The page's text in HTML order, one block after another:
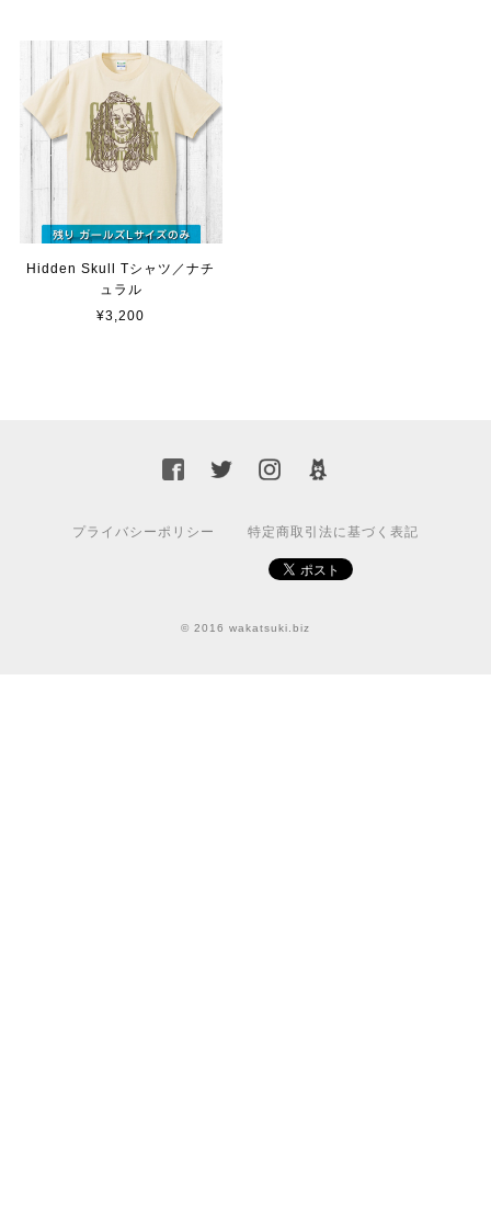
Hidden Skull Tシャツ／ナチ
ュラル
¥3,200
プライバシーポリシー 特定商取引法に基づく表記
© 2016 wakatsuki.biz